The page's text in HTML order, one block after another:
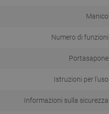
Manico
Numero di funzioni
Portasapone
Istruzioni per l'uso
Informazioni sulla sicurezza